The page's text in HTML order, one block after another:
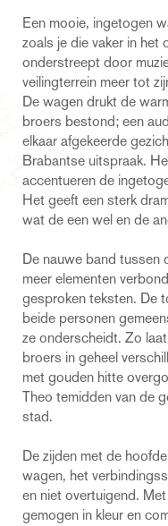
Een mooie, ingetogen
zoals je die vaker in
onderstreept door
veilingterrein meer tot
De wagen drukt de
broers bestond; een
elkaar afgekeerde
Brabantse uitspraak.
accentueren de
Het geeft een sterk
wat de een wel en de
De nauwe band
meer elementen
gesproken teksten. De
beide personen
ze onderscheidt. Zo
broers in geheel
met gouden hitte
Theo temidden van de
stad.
De zijden met de
wagen, het
en niet overtuigend. Met name de brug had expressiever
gemogen in kleur en